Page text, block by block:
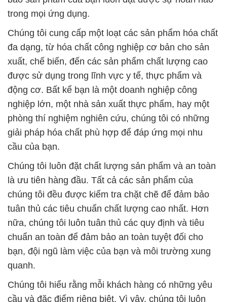
giải pháp hóa chất phù hợp để đáp ứng mọi nhu
Chúng tôi luôn đặt chất lượng sản phẩm và an toàn
là ưu tiên hàng đầu. Tất cả các sản phẩm của
chúng tôi đều được kiểm tra chặt chẽ để đảm bảo
tuân thủ các tiêu chuẩn chất lượng cao nhất. Hơn
nữa, chúng tôi luôn tuân thủ các quy định và tiêu
chuẩn an toàn để đảm bảo an toàn tuyệt đối cho
bạn, đội ngũ làm việc của bạn và môi trường xung
quanh.
Chúng tôi hiểu rằng mỗi khách hàng có những yêu
cầu và đặc điểm riêng biệt. Vì vậy, chúng tôi luôn
sẵn sàng lắng nghe và tư vấn cho bạn về cách lựa
chọn sản phẩm hóa chất phù hợp nhất cho nhu cầu
cụ thể của bạn. Chúng tôi cam kết cung cấp giải
pháp tùy chỉnh và dịch vụ khách hàng xuất sắc để
đảm bảo bạn hoàn toàn hài lòng với trải nghiệm của
mình khi làm việc với chúng tôi.
Hãy để Công ty Hóa chất Đắc Trường Phát giúp
bạn thành công trong mọi dự án và nhu cầu công